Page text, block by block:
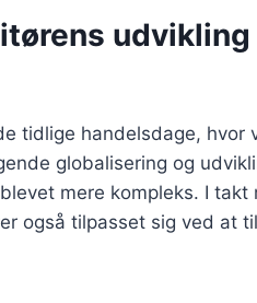
udvikling
tidlige handelsdage, hvor
globalisering og
mere kompleks. I takt
også tilpasset sig ved at